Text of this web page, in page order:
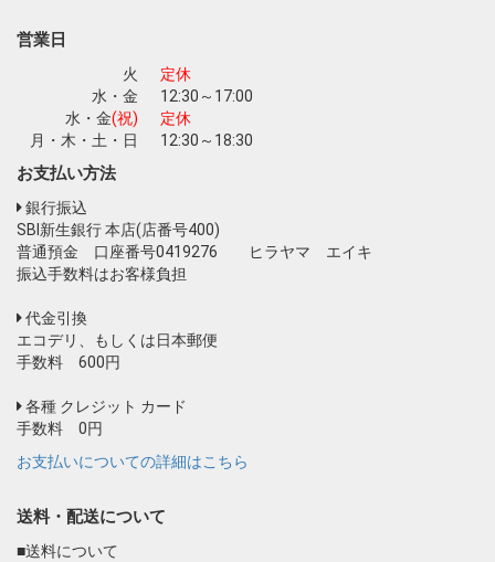
営業日
火
定休
水・金
12:30～17:00
水・金(祝)
定休
月・木・土・日
12:30～18:30
お支払い方法
銀行振込
SBI新生銀行 本店(店番号400)
普通預金 口座番号0419276 ヒラヤマ エイキ
振込手数料はお客様負担
代金引換
エコデリ、もしくは日本郵便
手数料 600円
各種 クレジット カード
手数料 0円
お支払いについての詳細はこちら
送料・配送について
■送料について